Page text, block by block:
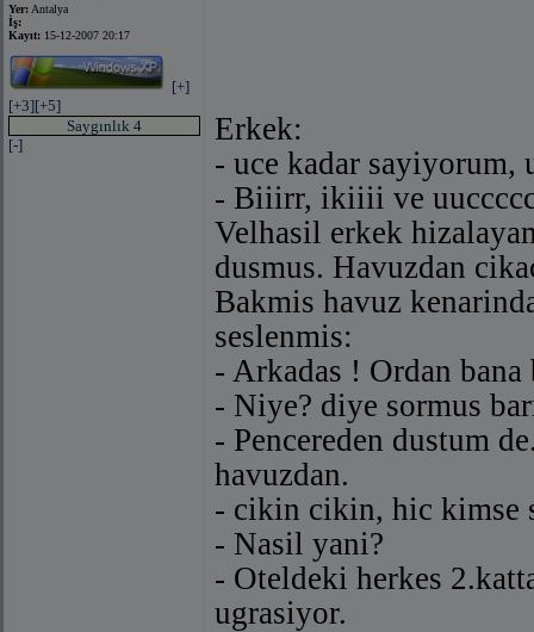
Yer: Antalya
İş:
Kayıt: 15-12-2007 20:17
[+]
[+3][+5]
Saygınlık 4
[-]
Erkek:
- uce kadar sayiyorum,
- Biiirr, ikiiii ve
Velhasil erkek
dusmus. Havuzdan
Bakmis havuz
seslenmis:
- Arkadas ! Ordan
- Niye? diye sormus
- Pencereden dustum
havuzdan.
- cikin cikin, hic kimse
- Nasil yani?
- Oteldeki herkes
ugrasiyor.